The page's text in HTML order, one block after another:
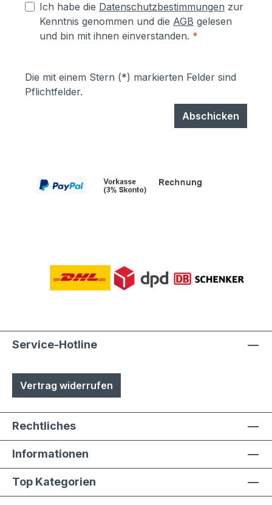
Ich habe die Datenschutzbestimmungen zur
Kenntnis genommen und die AGB gelesen
und bin mit ihnen einverstanden. *
Die mit einem Stern (*) markierten Felder sind
Pflichtfelder.
Abschicken
Service-Hotline
Vertrag widerrufen
Rechtliches
Informationen
Top Kategorien